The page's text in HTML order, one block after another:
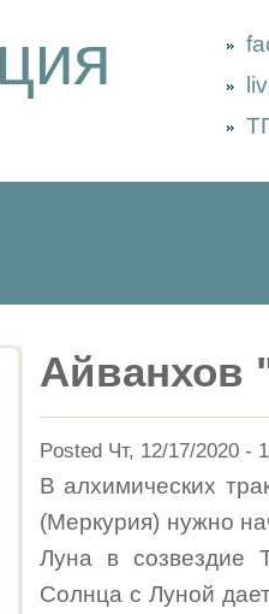
Айванхов
Posted Чт, 12/17/2020 -
В алхимических
(Меркурия) нужно
Луна в созвездие
Солнца с Луной